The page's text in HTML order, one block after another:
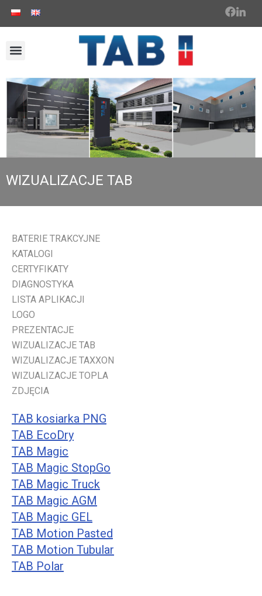
WIZUALIZACJE TAB
BATERIE TRAKCYJNE
KATALOGI
CERTYFIKATY
DIAGNOSTYKA
LISTA APLIKACJI
LOGO
PREZENTACJE
WIZUALIZACJE TAB
WIZUALIZACJE TAXXON
WIZUALIZACJE TOPLA
ZDJĘCIA
TAB kosiarka PNG
TAB EcoDry
TAB Magic
TAB Magic StopGo
TAB Magic Truck
TAB Magic AGM
TAB Magic GEL
TAB Motion Pasted
TAB Motion Tubular
TAB Polar